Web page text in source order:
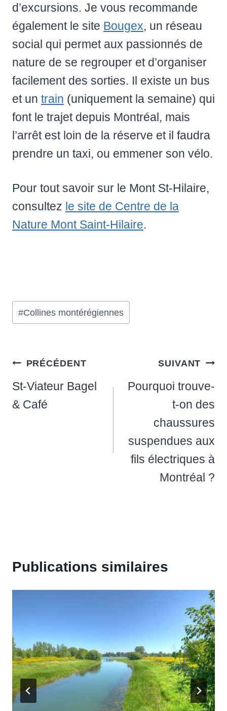
d’excursions. Je vous recommande
également le site Bougex, un réseau
social qui permet aux passionnés de
nature de se regrouper et d’organiser
facilement des sorties. Il existe un bus
et un train (uniquement la semaine) qui
font le trajet depuis Montréal, mais
l’arrêt est loin de la réserve et il faudra
prendre un taxi, ou emmener son vélo.
Pour tout savoir sur le Mont St-Hilaire,
consultez le site de Centre de la
Nature Mont Saint-Hilaire.
Étiquettes
de
publication :
#Collines montérégiennes
Navigation
de
l’article
PRÉCÉDENT
St-Viateur Bagel
& Café
SUIVANT
Pourquoi trouve-
t-on des
chaussures
suspendues aux
fils électriques à
Montréal ?
Publications similaires